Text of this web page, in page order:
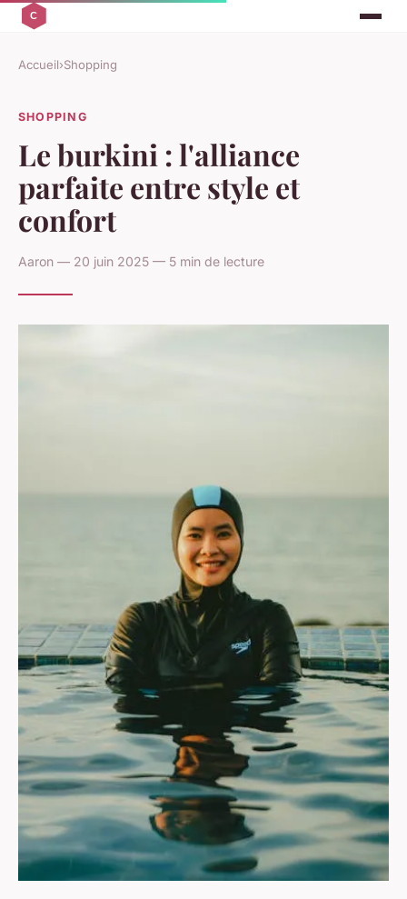
Accueil›Shopping
SHOPPING
Le burkini : l'alliance
parfaite entre style et
confort
Aaron — 20 juin 2025 — 5 min de lecture